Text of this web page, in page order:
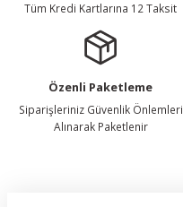
Tüm Kredi Kartlarına 12 Taksit
Özenli Paketleme
Siparişleriniz Güvenlik Önlemleri
Alınarak Paketlenir